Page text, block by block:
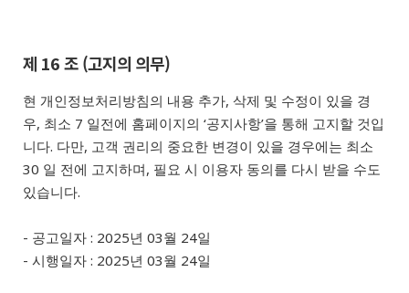
제 16 조 (고지의 의무)
현 개인정보처리방침의 내용 추가, 삭제 및 수정이 있을 경
우, 최소 7 일전에 홈페이지의 ‘공지사항’을 통해 고지할 것입
니다. 다만, 고객 권리의 중요한 변경이 있을 경우에는 최소
30 일 전에 고지하며, 필요 시 이용자 동의를 다시 받을 수도
있습니다.
- 공고일자 : 2025년 03월 24일
- 시행일자 : 2025년 03월 24일